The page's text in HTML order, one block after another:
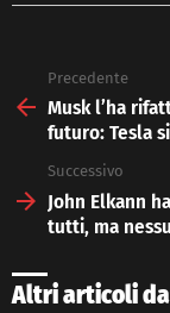
more
Precedente
Musk l’ha
futuro: Tesla
Successivo
John Elkann
tutti, ma
Altri articoli